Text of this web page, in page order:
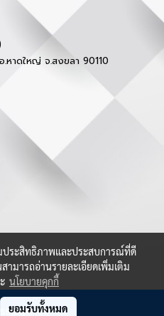
Us
าดใหญ่ จ.สงขลา 90110
ประสิทธิภาพและประสบการณ์ที่ดี
ามารถอ่านรายละเอียดเพิ่มเติม
นโยบายคุกกี้
ยอมรับทั้งหมด